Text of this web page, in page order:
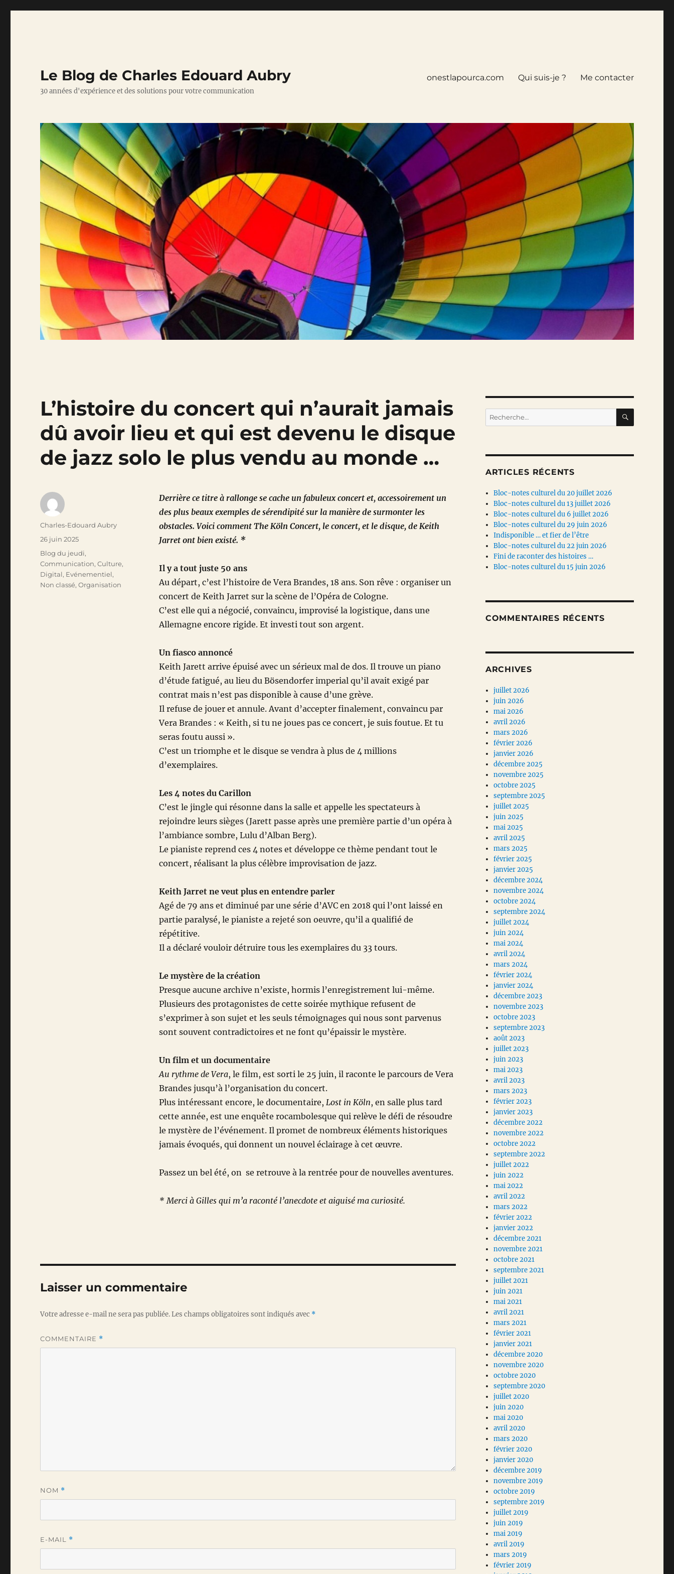
Le Blog de Charles Edouard Aubry
30 années d'expérience et des solutions pour votre communication
onestlapourca.com Qui suis-je ? Me contacter
L’histoire du concert qui n’aurait jamais
dû avoir lieu et qui est devenu le disque
de jazz solo le plus vendu au monde …
Derrière ce titre à rallonge se cache un fabuleux concert et, accessoirement un
des plus beaux exemples de sérendipité sur la manière de surmonter les
obstacles. Voici comment The Köln Concert, le concert, et le disque, de Keith
Jarret ont bien existé. *
Il y a tout juste 50 ans
Au départ, c’est l’histoire de Vera Brandes, 18 ans. Son rêve : organiser un
concert de Keith Jarret sur la scène de l’Opéra de Cologne.
C’est elle qui a négocié, convaincu, improvisé la logistique, dans une
Allemagne encore rigide. Et investi tout son argent.
Un fiasco annoncé
Keith Jarett arrive épuisé avec un sérieux mal de dos. Il trouve un piano
d’étude fatigué, au lieu du Bösendorfer imperial qu’il avait exigé par
contrat mais n’est pas disponible à cause d’une grève.
Il refuse de jouer et annule. Avant d’accepter finalement, convaincu par
Vera Brandes : « Keith, si tu ne joues pas ce concert, je suis foutue. Et tu
seras foutu aussi ».
C’est un triomphe et le disque se vendra à plus de 4 millions
d’exemplaires.
Les 4 notes du Carillon
C’est le jingle qui résonne dans la salle et appelle les spectateurs à
rejoindre leurs sièges (Jarett passe après une première partie d’un opéra à
l’ambiance sombre, Lulu d’Alban Berg).
Le pianiste reprend ces 4 notes et développe ce thème pendant tout le
concert, réalisant la plus célèbre improvisation de jazz.
Keith Jarret ne veut plus en entendre parler
Agé de 79 ans et diminué par une série d’AVC en 2018 qui l’ont laissé en
partie paralysé, le pianiste a rejeté son oeuvre, qu’il a qualifié de
répétitive.
Il a déclaré vouloir détruire tous les exemplaires du 33 tours.
Le mystère de la création
Presque aucune archive n’existe, hormis l’enregistrement lui-même.
Plusieurs des protagonistes de cette soirée mythique refusent de
s’exprimer à son sujet et les seuls témoignages qui nous sont parvenus
sont souvent contradictoires et ne font qu’épaissir le mystère.
Un film et un documentaire
Au rythme de Vera, le film, est sorti le 25 juin, il raconte le parcours de Vera
Brandes jusqu’à l’organisation du concert.
Plus intéressant encore, le documentaire, Lost in Köln, en salle plus tard
cette année, est une enquête rocambolesque qui relève le défi de résoudre
le mystère de l’événement. Il promet de nombreux éléments historiques
jamais évoqués, qui donnent un nouvel éclairage à cet œuvre.
Passez un bel été, on se retrouve à la rentrée pour de nouvelles aventures.
* Merci à Gilles qui m’a raconté l’anecdote et aiguisé ma curiosité.
Auteur
Charles-Edouard Aubry
Publié
le
26 juin 2025
Catégories
Blog du jeudi,
Communication,Culture,
Digital, Evénementiel,
Non classé,Organisation
Laisser un commentaire
Votre adresse e-mail ne sera pas publiée.Les champs obligatoires sont indiqués avec *
COMMENTAIRE *
NOM *
E-MAIL *
Recherche
pour :
ARTICLES RÉCENTS
Bloc-notes culturel du 20 juillet 2026
Bloc-notes culturel du 13 juillet 2026
Bloc-notes culturel du 6 juillet 2026
Bloc-notes culturel du 29 juin 2026
Indisponible … et fier de l’être
Bloc-notes culturel du 22 juin 2026
Fini de raconter des histoires …
Bloc-notes culturel du 15 juin 2026
COMMENTAIRES RÉCENTS
ARCHIVES
juillet 2026
juin 2026
mai 2026
avril 2026
mars 2026
février 2026
janvier 2026
décembre 2025
novembre 2025
octobre 2025
septembre 2025
juillet 2025
juin 2025
mai 2025
avril 2025
mars 2025
février 2025
janvier 2025
décembre 2024
novembre 2024
octobre 2024
septembre 2024
juillet 2024
juin 2024
mai 2024
avril 2024
mars 2024
février 2024
janvier 2024
décembre 2023
novembre 2023
octobre 2023
septembre 2023
août 2023
juillet 2023
juin 2023
mai 2023
avril 2023
mars 2023
février 2023
janvier 2023
décembre 2022
novembre 2022
octobre 2022
septembre 2022
juillet 2022
juin 2022
mai 2022
avril 2022
mars 2022
février 2022
janvier 2022
décembre 2021
novembre 2021
octobre 2021
septembre 2021
juillet 2021
juin 2021
mai 2021
avril 2021
mars 2021
février 2021
janvier 2021
décembre 2020
novembre 2020
octobre 2020
septembre 2020
juillet 2020
juin 2020
mai 2020
avril 2020
mars 2020
février 2020
janvier 2020
décembre 2019
novembre 2019
octobre 2019
septembre 2019
juillet 2019
juin 2019
mai 2019
avril 2019
mars 2019
février 2019